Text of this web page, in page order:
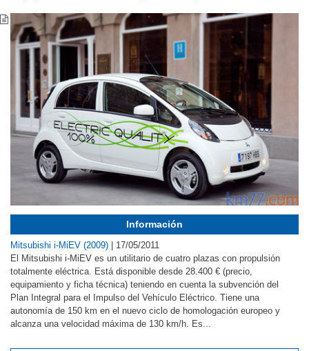
Información
Mitsubishi i-MiEV (2009)
17/05/2011
El Mitsubishi i-MiEV es un utilitario de cuatro plazas con propulsión
totalmente eléctrica. Está disponible desde 28.400 € (precio,
equipamiento y ficha técnica) teniendo en cuenta la subvención del
Plan Integral para el Impulso del Vehículo Eléctrico. Tiene una
autonomía de 150 km en el nuevo ciclo de homologación europeo y
alcanza una velocidad máxima de 130 km/h. Es...